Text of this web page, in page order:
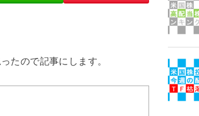
たので記事にします。